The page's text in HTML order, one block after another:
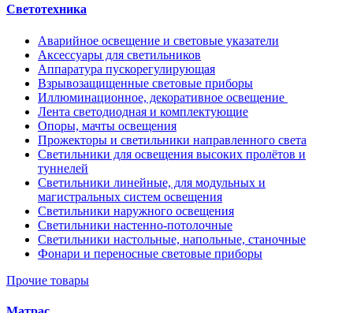
Светотехника
Аварийное освещение и световые указатели
Аксессуары для светильников
Аппаратура пускорегулирующая
Взрывозащищенные световые приборы
Иллюминационное, декоративное освещение
Лента светодиодная и комплектующие
Опоры, мачты освещения
Прожекторы и светильники направленного света
Светильники для освещения высоких пролётов и
туннелей
Светильники линейные, для модульных и
магистральных систем освещения
Светильники наружного освещения
Светильники настенно-потолочные
Светильники настольные, напольные, станочные
Фонари и переносные световые приборы
Прочие товары